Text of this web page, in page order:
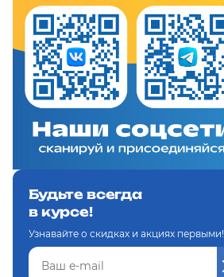
Будьте всегда
в курсе!
Узнавайте о скидках и акциях первыми!